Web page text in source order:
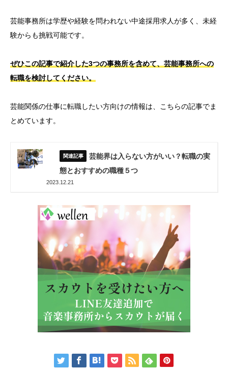
芸能事務所は学歴や経験を問われない中途採用求人が多く、未経
験からも挑戦可能です。
ぜひこの記事で紹介した3つの事務所を含めて、芸能事務所への
転職を検討してください。
芸能関係の仕事に転職したい方向けの情報は、こちらの記事でま
とめています。
芸能界は入らない方がいい？転職の実
態とおすすめの職種５つ
2023.12.21